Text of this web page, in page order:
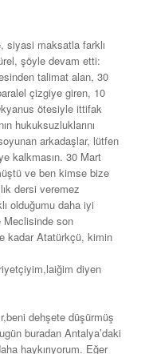
siyasi maksatla farklı
şöyle devam etti:
talimat alan, 30
çizgiye giren, 10
ötesiyle ittifak
hukuksuzluklarını
arkadaşlar, lütfen
kalkmasın. 30 Mart
ve ben kimse bize
dersi veremez
olduğumu daha iyi
Meclisinde son
kadar Atatürkçü, kimin
diyen
dehşete düşürmüş
buradan Antalya’daki
haykırıyorum. Eğer